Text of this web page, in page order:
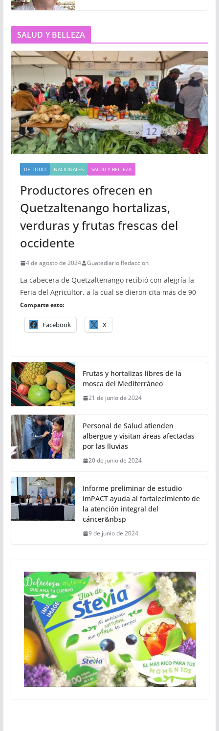
SALUD Y BELLEZA
DE TODO NACIONALES SALUD Y BELLEZA
Productores ofrecen en
Quetzaltenango hortalizas,
verduras y frutas frescas del
occidente
4 de agosto de 2024 Guatediario Redaccion
La cabecera de Quetzaltenango recibió con alegría la
Feria del Agricultor, a la cual se dieron cita más de 90
Comparte esto:
Facebook X
Frutas y hortalizas libres de la
mosca del Mediterráneo
21 de junio de 2024
Personal de Salud atienden
albergue y visitan áreas afectadas
por las lluvias
20 de junio de 2024
Informe preliminar de estudio
imPACT ayuda al fortalecimiento de
la atención integral del
cáncer&nbsp
9 de junio de 2024